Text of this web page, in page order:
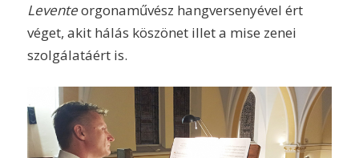
Leventeorgonaművész hangversenyével ért
véget, akit hálás köszönet illet a mise zenei
szolgálatáért is.